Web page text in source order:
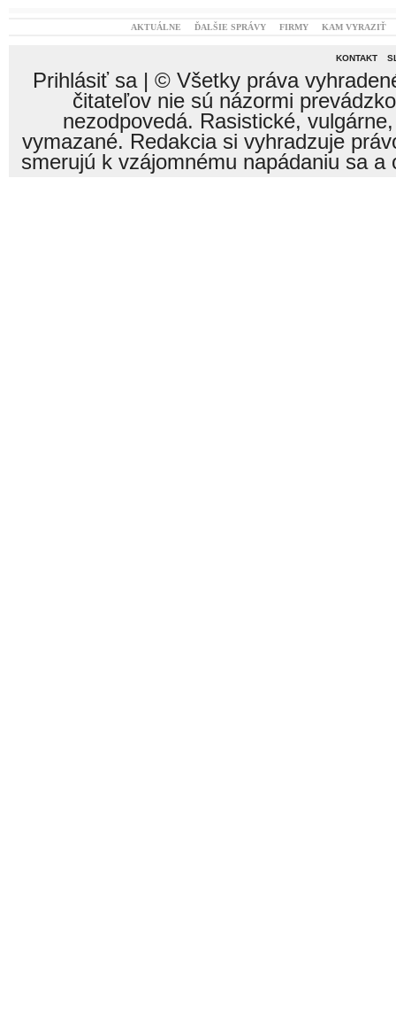
AKTUÁLNE ĎALŠIE SPRÁVY FIRMY KAM VYRAZIŤ
KONTAKT
Prihlásiť sa| © Všetky práva
čitateľov nie sú názormi
nezodpovedá. Rasistické,
vymazané. Redakcia si vyhradzuje
smerujú k vzájomnému napádaniu sa